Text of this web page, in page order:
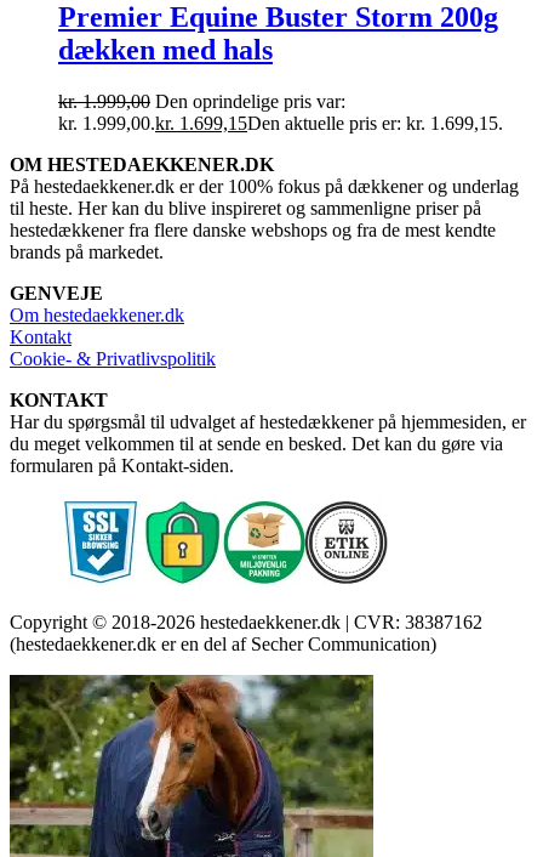
Premier Equine Buster Storm 200g
dækken med hals
kr.1.999,00 Den oprindelige pris var:
kr. 1.999,00.kr. 1.699,15Den aktuelle pris er: kr. 1.699,15.
OM HESTEDAEKKENER.DK
På hestedaekkener.dk er der 100% fokus på dækkener og underlag
til heste. Her kan du blive inspireret og sammenligne priser på
hestedækkener fra flere danske webshops og fra de mest kendte
brands på markedet.
GENVEJE
Om hestedaekkener.dk
Kontakt
Cookie- & Privatlivspolitik
KONTAKT
Har du spørgsmål til udvalget af hestedækkener på hjemmesiden, er
du meget velkommen til at sende en besked. Det kan du gøre via
formularen på Kontakt-siden.
Copyright © 2018-2026 hestedaekkener.dk | CVR: 38387162
(hestedaekkener.dk er en del af Secher Communication)